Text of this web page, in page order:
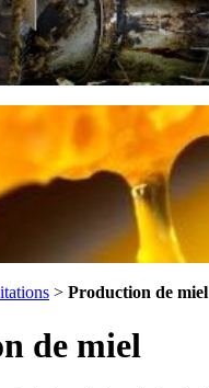
> Production de miel
de miel